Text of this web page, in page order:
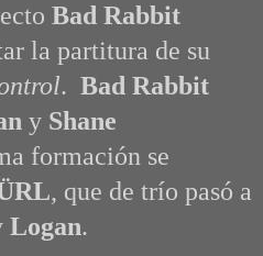
Bad Rabbit
la partitura de su
. Bad Rabbit
y Shane
formación se
, que de trío pasó a
Logan.